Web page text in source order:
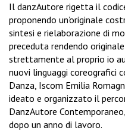
Il danzAutore rigetta il
proponendo un’originale
sintesi e rielaborazione di
preceduta rendendo
strettamente al proprio io
nuovi linguaggi coreografici
Danza, Iscom Emilia
ideato e organizzato il
DanzAutore
dopo un anno di lavoro.